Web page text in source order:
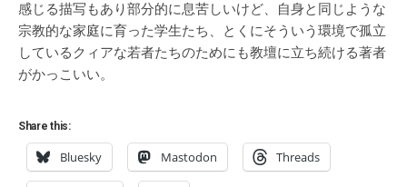
感じる描写もあり部分的に息苦しいけど、自身と同じような
宗教的な家庭に育った学生たち、とくにそういう環境で孤立
しているクィアな若者たちのためにも教壇に立ち続ける著者
がかっこいい。
Share this:
Bluesky Mastodon Threads